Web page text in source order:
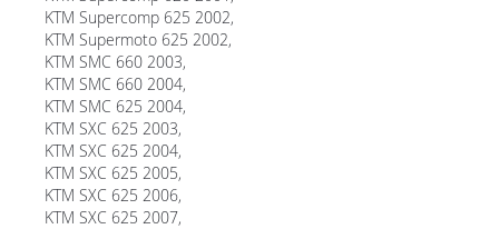
KTM Supercomp 625 2002,
KTM Supermoto 625 2002,
KTM SMC 660 2003,
KTM SMC 660 2004,
KTM SMC 625 2004,
KTM SXC 625 2003,
KTM SXC 625 2004,
KTM SXC 625 2005,
KTM SXC 625 2006,
KTM SXC 625 2007,